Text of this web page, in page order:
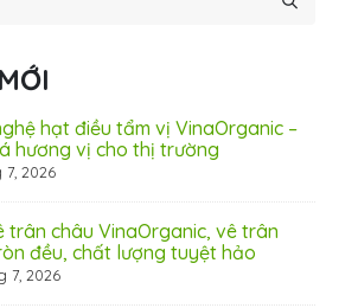
hạt điều tẩm vị VinaOrganic –
hương vị cho thị trường
7, 2026
trân châu VinaOrganic, vê trân
đều, chất lượng tuyệt hảo
7, 2026